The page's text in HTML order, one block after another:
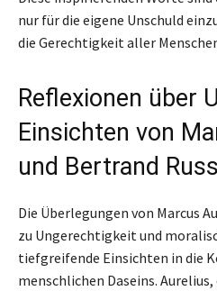
nur für die eigene Unschuld
die Gerechtigkeit aller
Reflexionen über
Einsichten von
und Bertrand
Die Überlegungen von Marcus
zu Ungerechtigkeit und
tiefgreifende Einsichten in die
menschlichen Daseins.